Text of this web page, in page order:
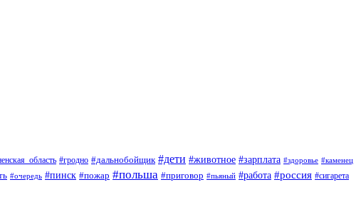
#гродно #дальнобойщик #дети #животное #зарплата #здоровье #каменец
#очередь #пинск #пожар #польша #приговор #пьяный #работа #россия #сигарета